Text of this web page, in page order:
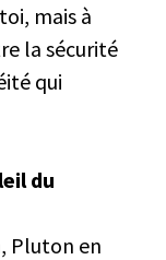
mais à
la sécurité
qui
du
Pluton en